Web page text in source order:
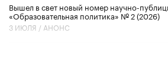
Вышел в свет новый номер научно-
«Образовательная политика» № 2 (2026)
3 ИЮЛЯ / АНОНС